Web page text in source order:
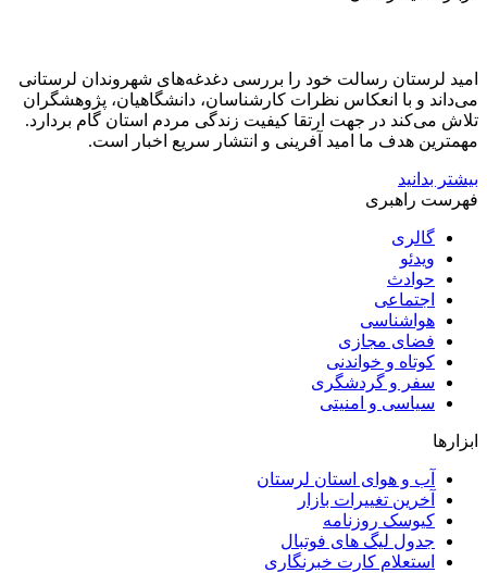
امید لرستان رسالت خود را بررسی دغدغه‌های شهروندان لرستانی
می‌داند و با انعکاس نظرات کارشناسان، دانشگاهیان، پژوهشگران
تلاش می‌کند در جهت ارتقا کیفیت زندگی مردم استان گام بردارد.
مهمترین هدف ما امید آفرینی و انتشار سریع اخبار است.
بیشتر بدانید
فهرست راهبری
گالری
ویدئو
حوادث
اجتماعی
هواشناسی
فضای مجازی
کوتاه و خواندنی
سفر و گردشگری
سیاسی و امنیتی
ابزارها
آب و هوای استان لرستان
آخرین تغییرات بازار
کیوسک روزنامه
جدول لیگ های فوتبال
استعلام کارت خبرنگاری